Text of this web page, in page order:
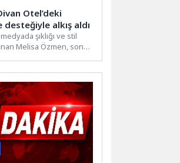
Otel’deki
desteğiyle alkış aldı
şıklığı ve stil
Melisa Özmen, son